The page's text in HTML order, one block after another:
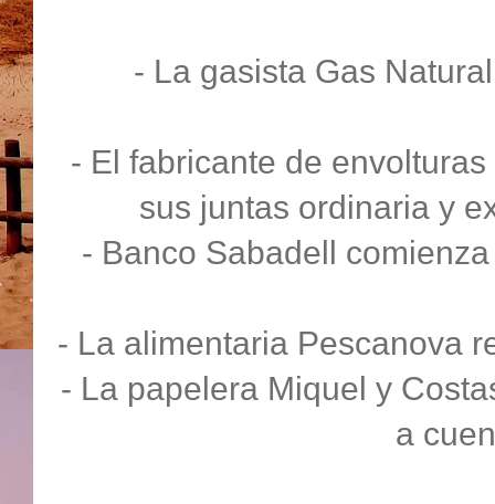
- La gasista Gas
- El fabricante de
sus juntas ordinaria y
- Banco Sabadell
- La alimentaria Pescanova
- La papelera Miquel y
a